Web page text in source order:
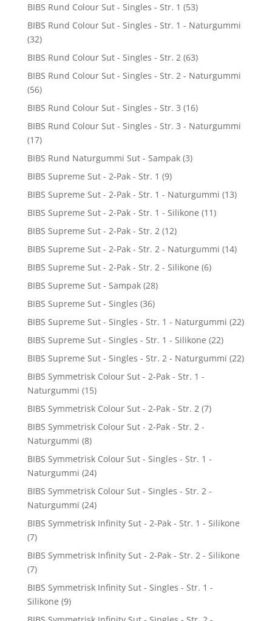
BIBS Rund Colour Sut - Singles - Str. 1 (53)
BIBS Rund Colour Sut - Singles - Str. 1 - Naturgummi
(32)
BIBS Rund Colour Sut - Singles - Str. 2 (63)
BIBS Rund Colour Sut - Singles - Str. 2 - Naturgummi
(56)
BIBS Rund Colour Sut - Singles - Str. 3 (16)
BIBS Rund Colour Sut - Singles - Str. 3 - Naturgummi
(17)
BIBS Rund Naturgummi Sut - Sampak (3)
BIBS Supreme Sut - 2-Pak - Str. 1 (9)
BIBS Supreme Sut - 2-Pak - Str. 1 - Naturgummi (13)
BIBS Supreme Sut - 2-Pak - Str. 1 - Silikone (11)
BIBS Supreme Sut - 2-Pak - Str. 2 (12)
BIBS Supreme Sut - 2-Pak - Str. 2 - Naturgummi (14)
BIBS Supreme Sut - 2-Pak - Str. 2 - Silikone (6)
BIBS Supreme Sut - Sampak (28)
BIBS Supreme Sut - Singles (36)
BIBS Supreme Sut - Singles - Str. 1 - Naturgummi (22)
BIBS Supreme Sut - Singles - Str. 1 - Silikone (22)
BIBS Supreme Sut - Singles - Str. 2 - Naturgummi (22)
BIBS Symmetrisk Colour Sut - 2-Pak - Str. 1 -
Naturgummi (15)
BIBS Symmetrisk Colour Sut - 2-Pak - Str. 2 (7)
BIBS Symmetrisk Colour Sut - 2-Pak - Str. 2 -
Naturgummi (8)
BIBS Symmetrisk Colour Sut - Singles - Str. 1 -
Naturgummi (24)
BIBS Symmetrisk Colour Sut - Singles - Str. 2 -
Naturgummi (24)
BIBS Symmetrisk Infinity Sut - 2-Pak - Str. 1 - Silikone
(7)
BIBS Symmetrisk Infinity Sut - 2-Pak - Str. 2 - Silikone
(7)
BIBS Symmetrisk Infinity Sut - Singles - Str. 1 -
Silikone (9)